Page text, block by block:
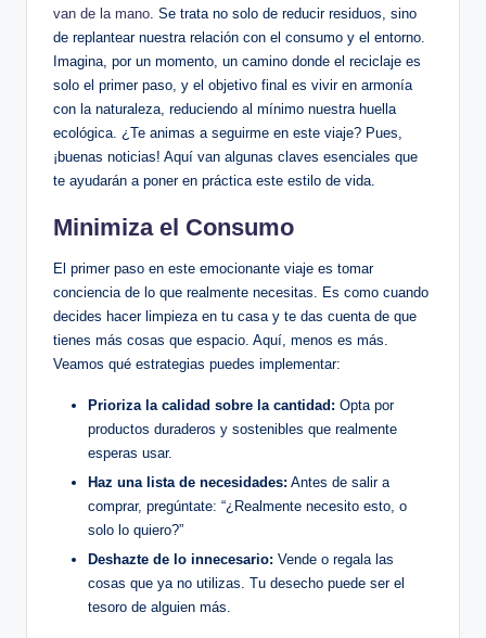
van de la mano. Se trata no solo de reducir residuos, sino
de replantear nuestra relación con el consumo y el entorno.
Imagina, por un momento, un camino donde el reciclaje es
solo el primer paso, y el objetivo final es vivir en armonía
con la naturaleza, reduciendo al mínimo nuestra huella
ecológica. ¿Te animas a seguirme en este viaje? Pues,
¡buenas noticias! Aquí van algunas claves esenciales que
te ayudarán a poner en práctica este estilo de vida.
Minimiza el Consumo
El primer paso en este emocionante viaje es tomar
conciencia de lo que realmente necesitas. Es como cuando
decides hacer limpieza en tu casa y te das cuenta de que
tienes más cosas que espacio. Aquí, menos es más.
Veamos qué estrategias puedes implementar:
Prioriza la calidad sobre la cantidad: Opta por
productos duraderos y sostenibles que realmente
esperas usar.
Haz una lista de necesidades: Antes de salir a
comprar, pregúntate: “¿Realmente necesito esto, o
solo lo quiero?”
Deshazte de lo innecesario: Vende o regala las
cosas que ya no utilizas. Tu desecho puede ser el
tesoro de alguien más.